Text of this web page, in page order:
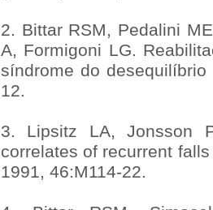
2. Bittar RSM, Pedalini
A, Formigoni LG.
síndrome do
12.
3. Lipsitz LA, Jonsson
correlates of recurrent
1991, 46:M114-22.